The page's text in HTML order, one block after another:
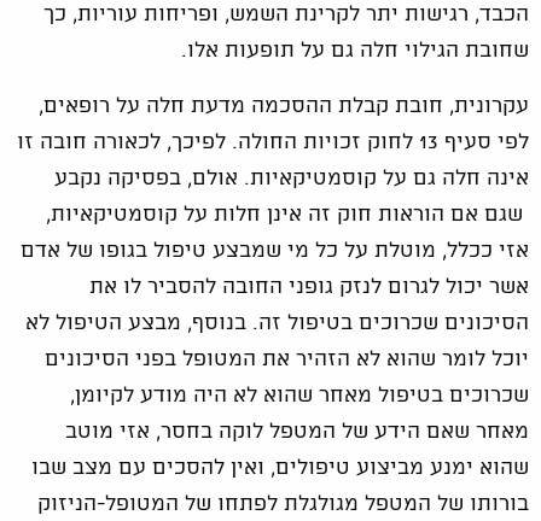
הכבד, רגישות יתר לקרינת השמש, ופריחות עוריות, כך
שחובת הגילוי חלה גם על תופעות אלו.
עקרונית, חובת קבלת ההסכמה מדעת חלה על רופאים,
לפי סעיף 13 לחוק זכויות החולה. לפיכך, לכאורה חובה זו
אינה חלה גם על קוסמטיקאיות. אולם, בפסיקה נקבע
שגם אם הוראות חוק זה אינן חלות על קוסמטיקאיות,
אזי ככלל, מוטלת על כל מי שמבצע טיפול בגופו של אדם
אשר יכול לגרום לנזק גופני החובה להסביר לו את
הסיכונים שכרוכים בטיפול זה. בנוסף, מבצע הטיפול לא
יוכל לומר שהוא לא הזהיר את המטופל בפני הסיכונים
שכרוכים בטיפול מאחר שהוא לא היה מודע לקיומן,
מאחר שאם הידע של המטפל לוקה בחסר, אזי מוטב
שהוא ימנע מביצוע טיפולים, ואין להסכים עם מצב שבו
בורותו של המטפל מגולגלת לפתחו של המטופל-הניזוק